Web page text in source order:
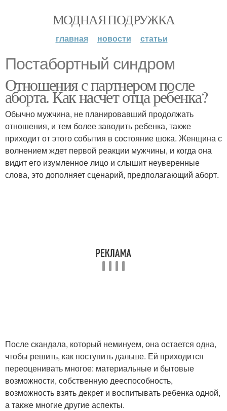
МОДНАЯ ПОДРУЖКА
главная новости статьи
Постабортный синдром
Отношения с партнером после
аборта. Как насчет отца ребенка?
Обычно мужчина, не планировавший продолжать
отношения, и тем более заводить ребенка, также
приходит от этого события в состояние шока. Женщина с
волнением ждет первой реакции мужчины, и когда она
видит его изумленное лицо и слышит неуверенные
слова, это дополняет сценарий, предполагающий аборт.
После скандала, который неминуем, она остается одна,
чтобы решить, как поступить дальше. Ей приходится
переоценивать многое: материальные и бытовые
возможности, собственную дееспособность,
возможность взять декрет и воспитывать ребенка одной,
а также многие другие аспекты.